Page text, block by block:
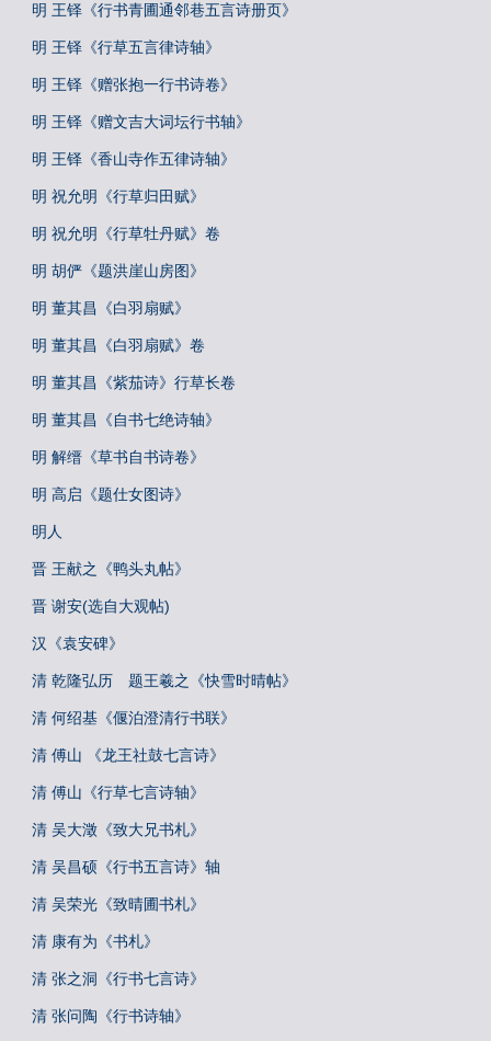
明 王铎《行书青圃通邻巷五言诗册页》
明 王铎《行草五言律诗轴》
明 王铎《赠张抱一行书诗卷》
明 王铎《赠文吉大词坛行书轴》
明 王铎《香山寺作五律诗轴》
明 祝允明《行草归田赋》
明 祝允明《行草牡丹赋》卷
明 胡俨《题洪崖山房图》
明 董其昌《白羽扇赋》
明 董其昌《白羽扇赋》卷
明 董其昌《紫茄诗》行草长卷
明 董其昌《自书七绝诗轴》
明 解缙《草书自书诗卷》
明 高启《题仕女图诗》
明人
晋 王献之《鸭头丸帖》
晋 谢安(选自大观帖)
汉《袁安碑》
清 乾隆弘历 题王羲之《快雪时晴帖》
清 何绍基《偃泊澄清行书联》
清 傅山 《龙王社鼓七言诗》
清 傅山《行草七言诗轴》
清 吴大澂《致大兄书札》
清 吴昌硕《行书五言诗》轴
清 吴荣光《致晴圃书札》
清 康有为《书札》
清 张之洞《行书七言诗》
清 张问陶《行书诗轴》